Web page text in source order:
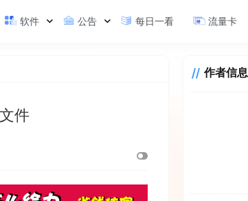
软件 公告 每日一看 流量卡
件
作者信息